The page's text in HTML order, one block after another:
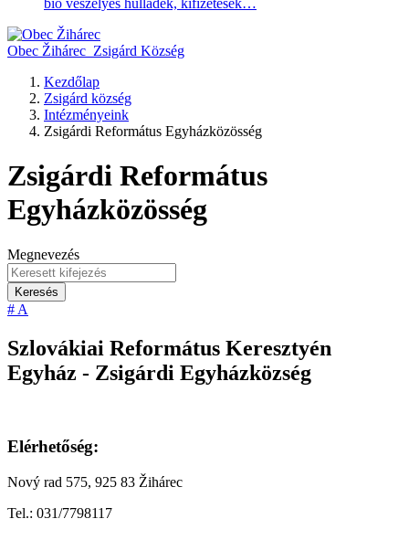
bio veszélyes hulladék, kifizetések…
Obec Žihárec Zsigárd Község
Kezdőlap
Zsigárd község
Intézményeink
Zsigárdi Református Egyházközösség
Zsigárdi Református
Egyházközösség
Megnevezés
Keresés
# A
Szlovákiai Református Keresztyén
Egyház - Zsigárdi Egyházközség
Elérhetőség:
Nový rad 575, 925 83 Žihárec
Tel.: 031/7798117